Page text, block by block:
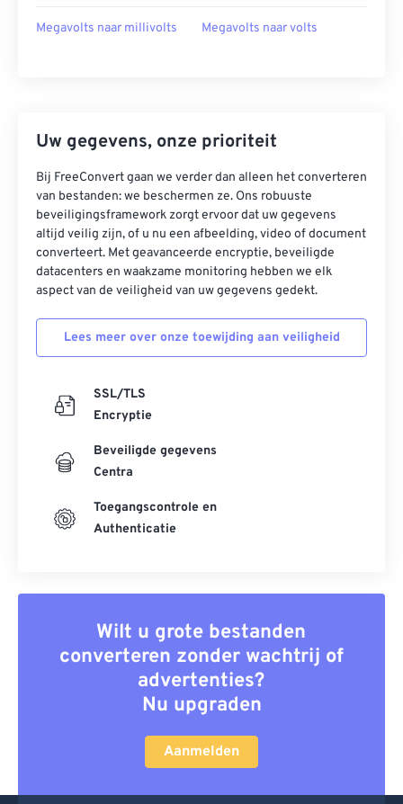
Megavolts naar millivolts Megavolts naar volts
Uw gegevens, onze prioriteit
Bij FreeConvert gaan we verder dan alleen het converteren
van bestanden: we beschermen ze. Ons robuuste
beveiligingsframework zorgt ervoor dat uw gegevens
altijd veilig zijn, of u nu een afbeelding, video of document
converteert. Met geavanceerde encryptie, beveiligde
datacenters en waakzame monitoring hebben we elk
aspect van de veiligheid van uw gegevens gedekt.
Lees meer over onze toewijding aan veiligheid
SSL/TLS
Encryptie
Beveiligde gegevens
Centra
Toegangscontrole en
Authenticatie
Wilt u grote bestanden
converteren zonder wachtrij of
advertenties?
Nu upgraden
Aanmelden